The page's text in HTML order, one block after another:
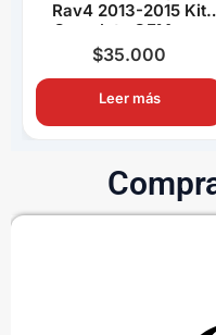
Rav4 2013-2015 Kit
Completo OEM con
Ampolletas H11
$35.000
Leer más